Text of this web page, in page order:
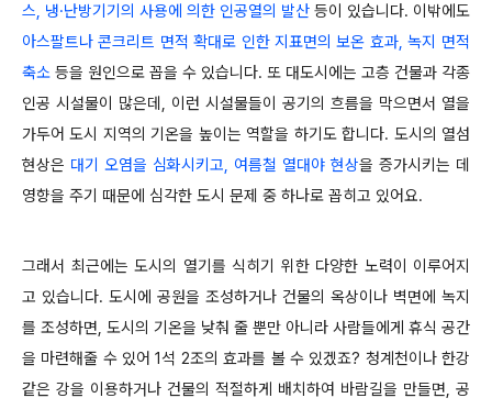
스, 냉·난방기기의 사용에 의한 인공열의 발산 등이 있습니다. 이밖에도
아스팔트나 콘크리트 면적 확대로 인한 지표면의 보온 효과, 녹지 면적
축소 등을 원인으로 꼽을 수 있습니다. 또 대도시에는 고층 건물과 각종
인공 시설물이 많은데, 이런 시설물들이 공기의 흐름을 막으면서 열을
가두어 도시 지역의 기온을 높이는 역할을 하기도 합니다. 도시의 열섬
현상은 대기 오염을 심화시키고, 여름철 열대야 현상을 증가시키는 데
영향을 주기 때문에 심각한 도시 문제 중 하나로 꼽히고 있어요.
그래서 최근에는 도시의 열기를 식히기 위한 다양한 노력이 이루어지
고 있습니다. 도시에 공원을 조성하거나 건물의 옥상이나 벽면에 녹지
를 조성하면, 도시의 기온을 낮춰 줄 뿐만 아니라 사람들에게 휴식 공간
을 마련해줄 수 있어 1석 2조의 효과를 볼 수 있겠죠? 청계천이나 한강
같은 강을 이용하거나 건물의 적절하게 배치하여 바람길을 만들면, 공